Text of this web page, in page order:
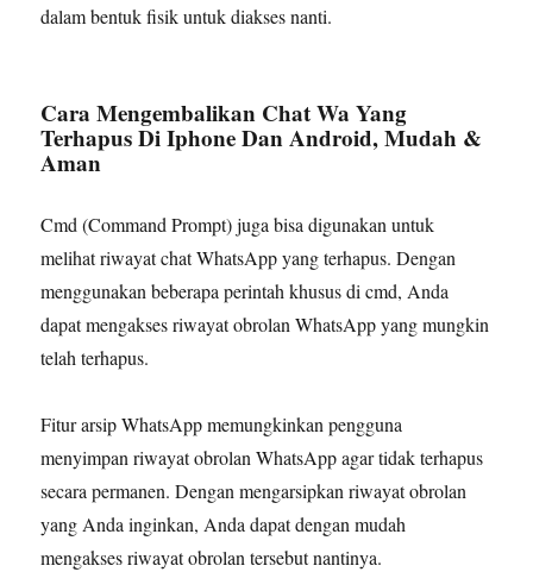
dalam bentuk fisik untuk diakses nanti.
Cara Mengembalikan Chat Wa Yang
Terhapus Di Iphone Dan Android, Mudah &
Aman
Cmd (Command Prompt) juga bisa digunakan untuk
melihat riwayat chat WhatsApp yang terhapus. Dengan
menggunakan beberapa perintah khusus di cmd, Anda
dapat mengakses riwayat obrolan WhatsApp yang mungkin
telah terhapus.
Fitur arsip WhatsApp memungkinkan pengguna
menyimpan riwayat obrolan WhatsApp agar tidak terhapus
secara permanen. Dengan mengarsipkan riwayat obrolan
yang Anda inginkan, Anda dapat dengan mudah
mengakses riwayat obrolan tersebut nantinya.